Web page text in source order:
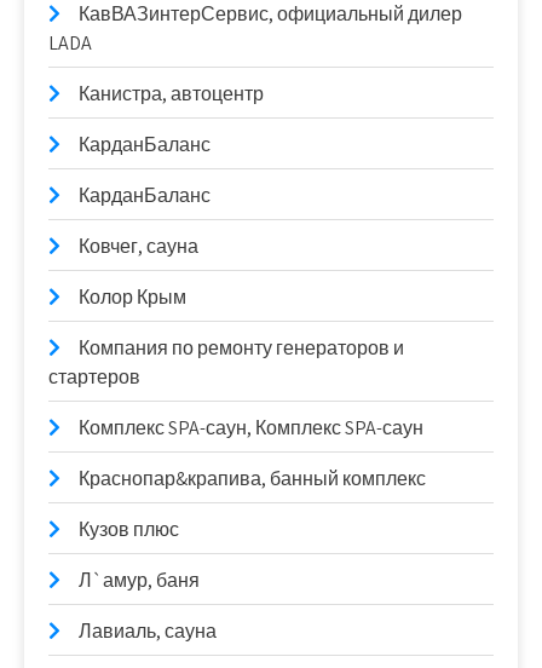
КавВАЗинтерСервис, официальный дилер
LADA
Канистра, автоцентр
КарданБаланс
КарданБаланс
Ковчег, сауна
Колор Крым
Компания по ремонту генераторов и
стартеров
Комплекс SPA-саун, Комплекс SPA-саун
Краснопар&крапива, банный комплекс
Кузов плюс
Л`амур, баня
Лавиаль, сауна